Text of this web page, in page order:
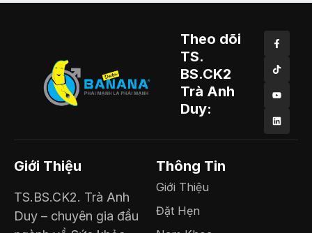
Theo dõi
TS.
BS.CK2
Trà Anh
Duy:
Giới Thiệu
TS.BS.CK2. Trà Anh
Duy – chuyên gia đầu
Thông Tin
Giới Thiệu
Đặt Hẹn